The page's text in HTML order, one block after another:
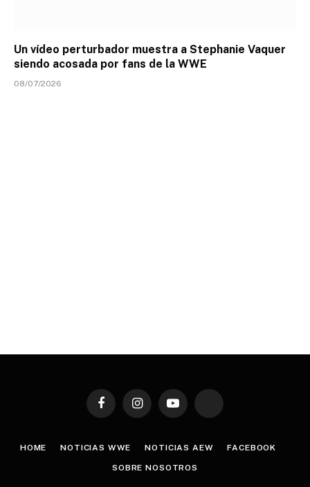
Un vídeo perturbador muestra a Stephanie Vaquer
siendo acosada por fans de la WWE
08/07/2026
FacebookInstagramYouTube TikTok
HOME NOTICIAS WWE NOTICIAS AEW FACEBOOK
SOBRE NOSOTROS